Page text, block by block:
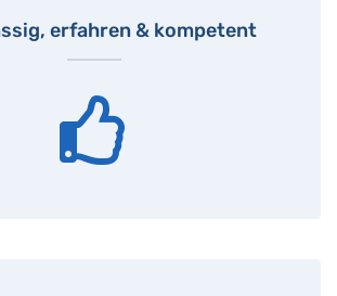
erfahren & kompetent